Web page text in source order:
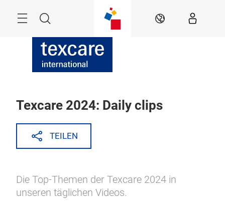
Suche DE
Texcare 2024: Daily clips
TEILEN
Die Top-Themen der Texcare 2024 in
unseren täglichen Videos.